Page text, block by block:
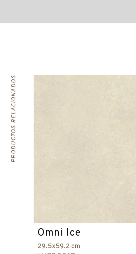
PRODUCTOS RELACIONADOS
Omni Ice
29.5x59.2 cm